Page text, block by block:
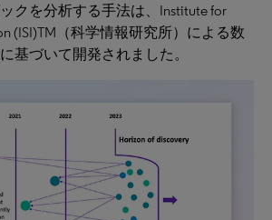
クを分析する手法は、Institute for
(ISI)TM（科学情報研究所）による数
基づいて開発されました。